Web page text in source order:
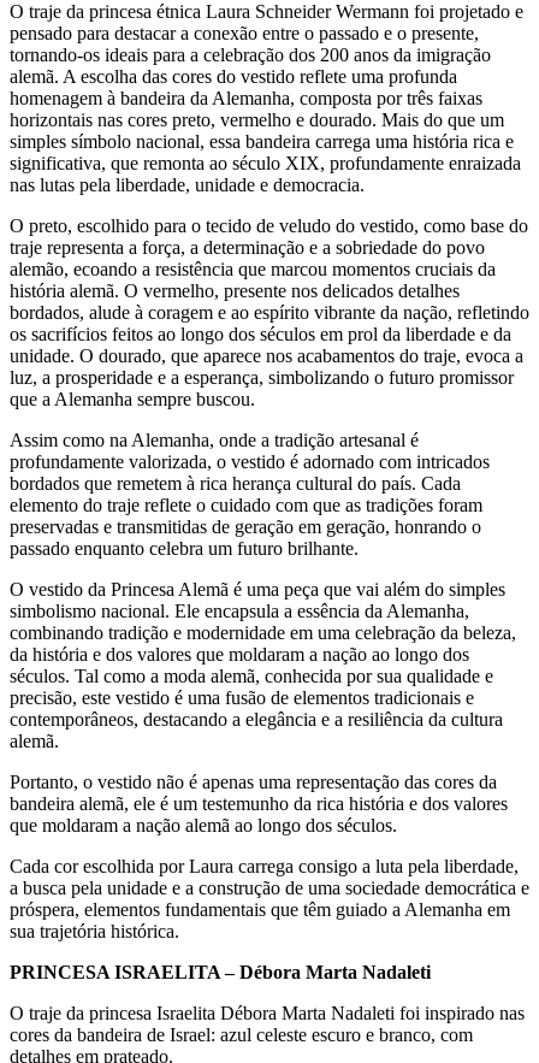
O traje da princesa étnica Laura Schneider Wermann foi projetado e
pensado para destacar a conexão entre o passado e o presente,
tornando-os ideais para a celebração dos 200 anos da imigração
alemã. A escolha das cores do vestido reflete uma profunda
homenagem à bandeira da Alemanha, composta por três faixas
horizontais nas cores preto, vermelho e dourado. Mais do que um
simples símbolo nacional, essa bandeira carrega uma história rica e
significativa, que remonta ao século XIX, profundamente enraizada
nas lutas pela liberdade, unidade e democracia.
O preto, escolhido para o tecido de veludo do vestido, como base do
traje representa a força, a determinação e a sobriedade do povo
alemão, ecoando a resistência que marcou momentos cruciais da
história alemã. O vermelho, presente nos delicados detalhes
bordados, alude à coragem e ao espírito vibrante da nação, refletindo
os sacrifícios feitos ao longo dos séculos em prol da liberdade e da
unidade. O dourado, que aparece nos acabamentos do traje, evoca a
luz, a prosperidade e a esperança, simbolizando o futuro promissor
que a Alemanha sempre buscou.
Assim como na Alemanha, onde a tradição artesanal é
profundamente valorizada, o vestido é adornado com intricados
bordados que remetem à rica herança cultural do país. Cada
elemento do traje reflete o cuidado com que as tradições foram
preservadas e transmitidas de geração em geração, honrando o
passado enquanto celebra um futuro brilhante.
O vestido da Princesa Alemã é uma peça que vai além do simples
simbolismo nacional. Ele encapsula a essência da Alemanha,
combinando tradição e modernidade em uma celebração da beleza,
da história e dos valores que moldaram a nação ao longo dos
séculos. Tal como a moda alemã, conhecida por sua qualidade e
precisão, este vestido é uma fusão de elementos tradicionais e
contemporâneos, destacando a elegância e a resiliência da cultura
alemã.
Portanto, o vestido não é apenas uma representação das cores da
bandeira alemã, ele é um testemunho da rica história e dos valores
que moldaram a nação alemã ao longo dos séculos.
Cada cor escolhida por Laura carrega consigo a luta pela liberdade,
a busca pela unidade e a construção de uma sociedade democrática e
próspera, elementos fundamentais que têm guiado a Alemanha em
sua trajetória histórica.
PRINCESA ISRAELITA – Débora Marta Nadaleti
O traje da princesa Israelita Débora Marta Nadaleti foi inspirado nas
cores da bandeira de Israel: azul celeste escuro e branco, com
detalhes em prateado.